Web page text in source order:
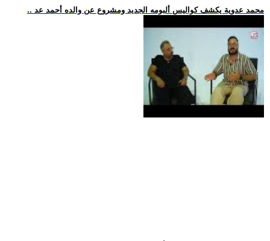
.. محمد عدوية يكشف كواليس ألبومه الجديد ومشروع عن والده أحمد عد